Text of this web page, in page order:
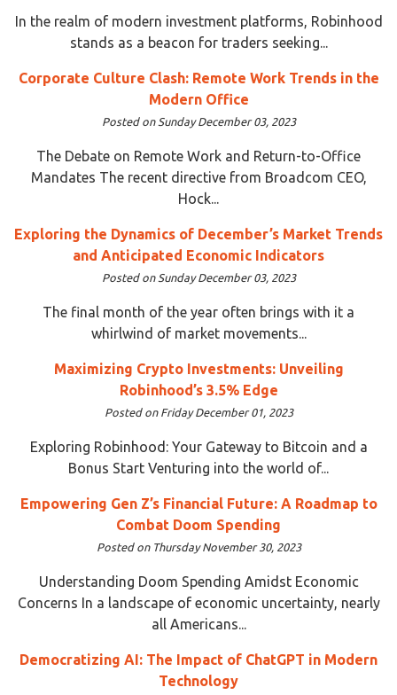
In the realm of modern investment platforms, Robinhood
stands as a beacon for traders seeking...
Corporate Culture Clash: Remote Work Trends in the
Modern Office
Posted on Sunday December 03, 2023
The Debate on Remote Work and Return-to-Office
Mandates The recent directive from Broadcom CEO,
Hock...
Exploring the Dynamics of December’s Market Trends
and Anticipated Economic Indicators
Posted on Sunday December 03, 2023
The final month of the year often brings with it a
whirlwind of market movements...
Maximizing Crypto Investments: Unveiling
Robinhood’s 3.5% Edge
Posted on Friday December 01, 2023
Exploring Robinhood: Your Gateway to Bitcoin and a
Bonus Start Venturing into the world of...
Empowering Gen Z’s Financial Future: A Roadmap to
Combat Doom Spending
Posted on Thursday November 30, 2023
Understanding Doom Spending Amidst Economic
Concerns In a landscape of economic uncertainty, nearly
all Americans...
Democratizing AI: The Impact of ChatGPT in Modern
Technology